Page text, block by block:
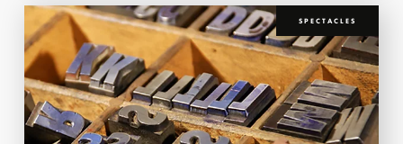
SPECTACLES